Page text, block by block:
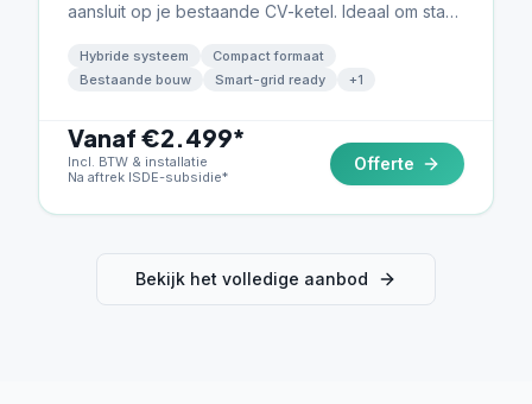
aansluit op je bestaande CV-ketel. Ideaal om stap
rendement.
Hybride systeem
Compact formaat
Bestaande bouw
Smart-grid ready +1
Vanaf €2.499*
Incl. BTW & installatie
Na aftrek ISDE-subsidie*
Offerte
Bekijk het volledige aanbod